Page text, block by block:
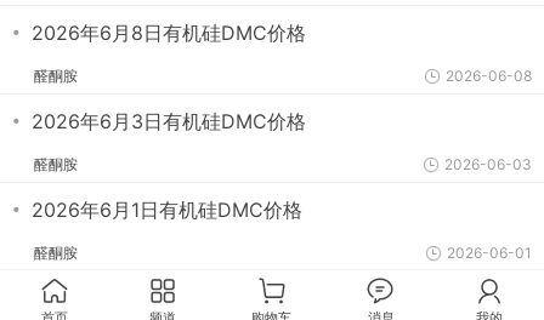
・ 2026年6月8日有机硅DMC价格
醛酮胺 2026-06-08
・ 2026年6月3日有机硅DMC价格
醛酮胺 2026-06-03
・ 2026年6月1日有机硅DMC价格
醛酮胺 2026-06-01